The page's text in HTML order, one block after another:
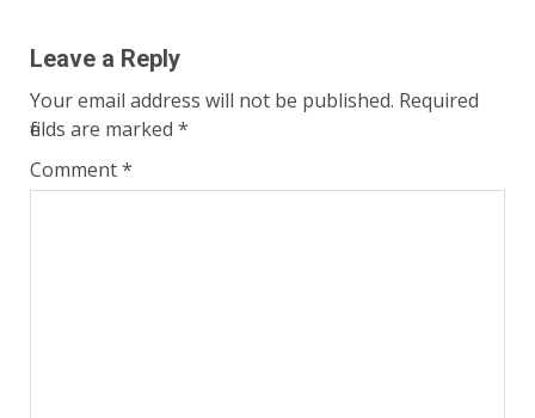
Leave a Reply
Your email address will not be published. Required
fields are marked *
Comment*